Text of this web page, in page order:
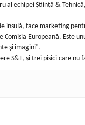
al echipei Știință &
insulă, face marketing
Europeană. Este
și imagini”.
S&T, și trei pisici care nu